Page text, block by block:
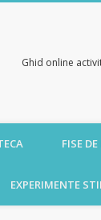
Ghid online
FISE
EXPERIMENTE